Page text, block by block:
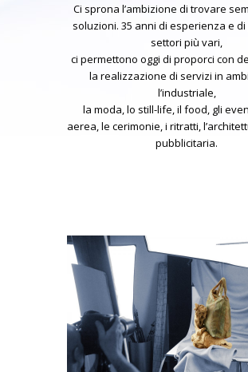
Ci sprona l’ambizione di trovare
soluzioni. 35 anni di esperienza e
settori più vari,
ci permettono oggi di proporci con
la realizzazione di servizi in
l’industriale,
la moda, lo still-life, il food, gli
aerea, le cerimonie, i ritratti,
pubblicitaria.